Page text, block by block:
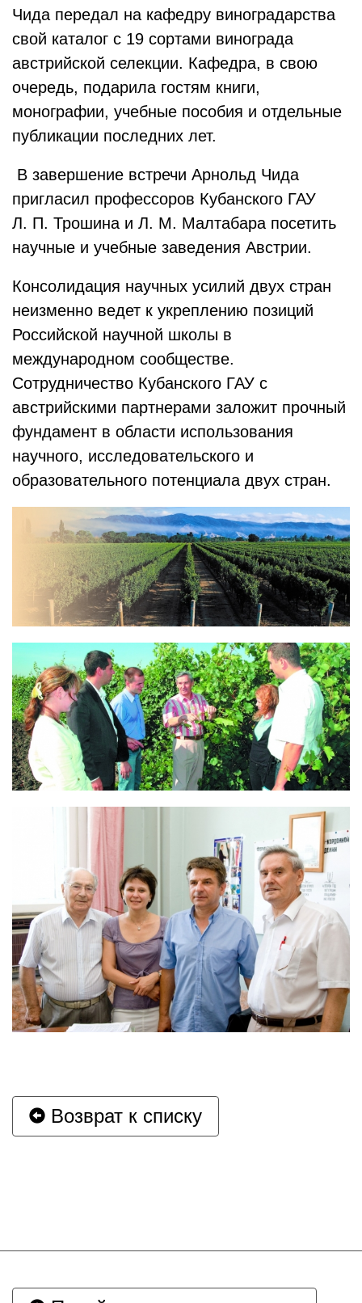
Чида передал на кафедру виноградарства
свой каталог с 19 сортами винограда
австрийской селекции. Кафедра, в свою
очередь, подарила гостям книги,
монографии, учебные пособия и отдельные
публикации последних лет.
В завершение встречи Арнольд Чида
пригласил профессоров Кубанского ГАУ
Л. П. Трошина и Л. М. Малтабара посетить
научные и учебные заведения Австрии.
Консолидация научных усилий двух стран
неизменно ведет к укреплению позиций
Российской научной школы в
международном сообществе.
Сотрудничество Кубанского ГАУ с
австрийскими партнерами заложит прочный
фундамент в области использования
научного, исследовательского и
образовательного потенциала двух стран.
Возврат к списку